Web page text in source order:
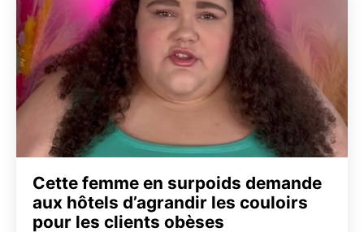
Cette femme en surpoids demande
aux hôtels d’agrandir les couloirs
pour les clients obèses